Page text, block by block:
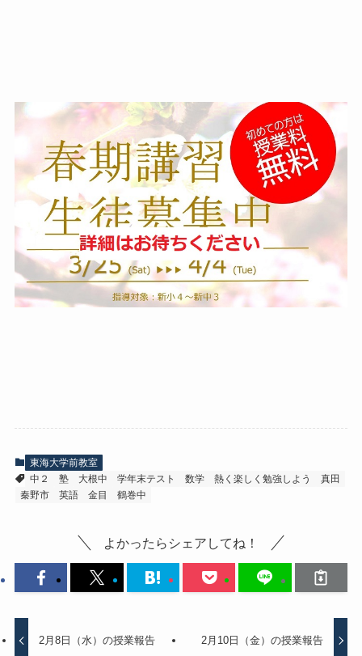
東海大学前教室
中２
塾 大根中 学年末テスト 数学 熱く楽しく勉強しよう
真田
秦野市
英語 金目 鶴巻中
よかったらシェアしてね！
2月8日（水）の授業報告 2月10日（金）の授業報告